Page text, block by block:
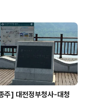
되
. 요
찬 총
알지
에
주] 대전정부청사-대청